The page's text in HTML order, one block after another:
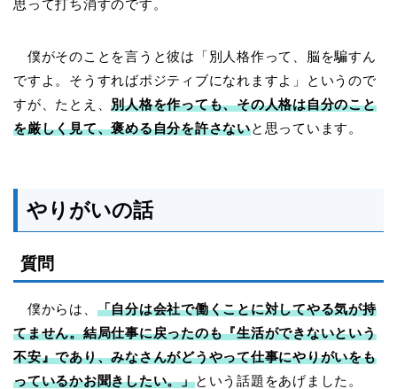
思って打ち消すのです。
僕がそのことを言うと彼は「別人格作って、脳を騙すん
ですよ。そうすればポジティブになれますよ」というので
すが、たとえ、別人格を作っても、その人格は自分のこと
を厳しく見て、褒める自分を許さないと思っています。
やりがいの話
質問
僕からは、 「自分は会社で働くことに対してやる気が持
てません。結局仕事に戻ったのも『生活ができないという
不安』であり、みなさんがどうやって仕事にやりがいをも
っているかお聞きしたい。」という話題をあげました。